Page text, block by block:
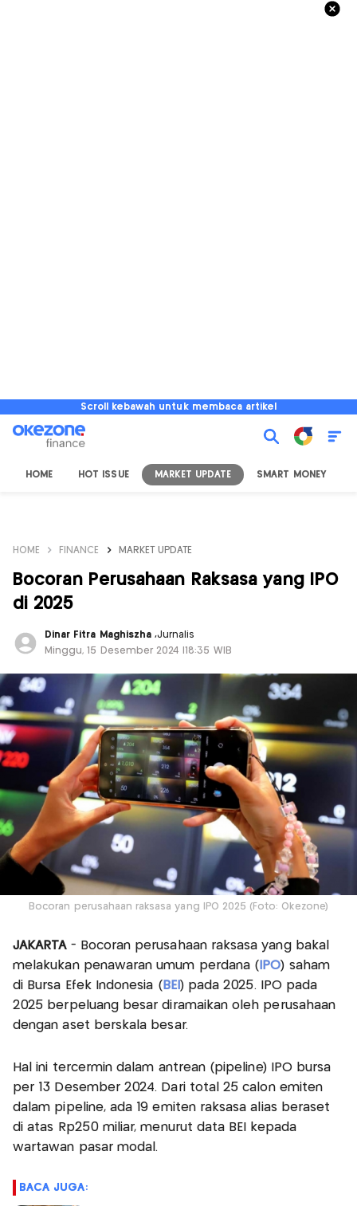
Scroll kebawah untuk membaca artikel
HOME HOT ISSUE MARKET UPDATE SMART MONEY
HOME FINANCE MARKET UPDATE
Bocoran Perusahaan Raksasa yang IPO
di 2025
Dinar Fitra Maghiszha,Jurnalis
Minggu, 15 Desember 2024 |18:35 WIB
Bocoran perusahaan raksasa yang IPO 2025 (Foto: Okezone)
JAKARTA - Bocoran perusahaan raksasa yang bakal
melakukan penawaran umum perdana ( IPO) saham
di Bursa Efek Indonesia ( BEI ) pada 2025. IPO pada
2025 berpeluang besar diramaikan oleh perusahaan
dengan aset berskala besar.
Hal ini tercermin dalam antrean (pipeline) IPO bursa
per 13 Desember 2024. Dari total 25 calon emiten
dalam pipeline, ada 19 emiten raksasa alias beraset
di atas Rp250 miliar, menurut data BEI kepada
wartawan pasar modal.
BACA JUGA: